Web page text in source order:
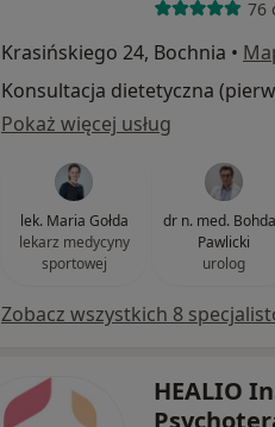
76
Krasińskiego 24, Bochnia •
Konsultacja dietetyczna
Pokaż więcej usług
lek. Maria Gołda
lekarz medycyny
sportowej
dr n. med.
Pawlicki
urolog
Zobacz wszystkich 8
HEALIO